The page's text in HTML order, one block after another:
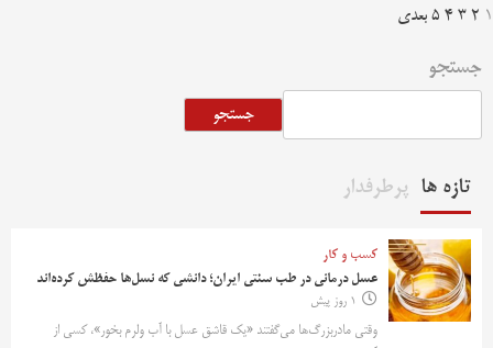
صفحه‌بندی
نوشته‌ها
1
2
3
4
5 بعدی
جستجو
جستجو
تازه ها پرطرفدار
کسب و کار
عسل درمانی در طب سنتی ایران؛ دانشی که نسل‌ها حفظش کرده‌اند
1 روز پیش
وقتی مادربزرگ‌ها می‌گفتند «یک قاشق عسل با آب ولرم بخور»، کسی از